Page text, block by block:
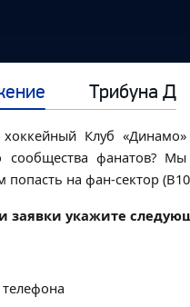
Трибуна Д
хоккейный Клуб
сообщества фанатов?
на фан-сектор
заявки укажите